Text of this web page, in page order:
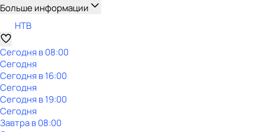
Больше информации
НТВ
Сегодня в 08:00
Сегодня
Сегодня в 16:00
Сегодня
Сегодня в 19:00
Сегодня
Завтра в 08:00